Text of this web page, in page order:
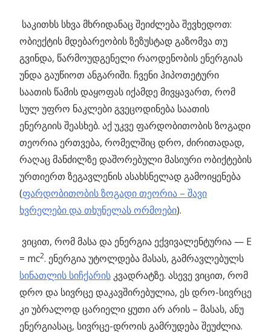
საკითხს სხვა მხრიდანაც შეიძლება შევხედოთ:
ობიექტის მდებარეობის ზეზუსტად გაზომვა თუ
გვინდა, წარმოუდგენელი რაოდენობის ენერგიას
უნდა გაუწიოთ ანგარიში. ჩვენი ჰიპოთეტური
საათის წამის დაყოფას იქამდე მივყავართ, რომ
სულ უფრო ნაკლები გვეცოდინება საათის
ენერგიის შეასხებ. აქ უკვე ფარდობითობის ზოგადი
თეორია ერთვება, რომელშიც დრო, ძირითადად,
რაღაც მანძილზე დაშორებული მასიური ობიქტების
ურთიერთ ზეგავლენის ასახსნელად გამოიყენება
(ფარდობითობის ზოგადი თეორია – შავი
ხვრელები და თხუნელას ორმოები).
ვიცით, რომ მასა და ენერგია ექვივალენტურია — E
= mc2. ენერგია უტოლდება მასას, გამრავლებულს
სინათლის სიჩქარის კვადრატზე. ასევე ვიცით, რომ
დრო და სივრცე დაკავშირებულია, ეს დრო-სივრცე
კი უბრალოდ ცარიელი ყუთი არ არის – მასას, ანუ
ენერგიასაც, სივრცე-დროის გამრუდება შეუძლია.